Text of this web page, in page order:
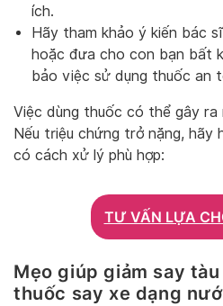
ích.
Hãy tham khảo ý kiến ​​bác
hoặc đưa cho con bạn bất
bảo việc sử dụng thuốc an
Việc dùng thuốc có thể gây ra
Nếu triệu chứng trở nặng, hãy
có cách xử lý phù hợp:
TƯ VẤN LỰA
Mẹo giúp giảm say
thuốc say xe dạng